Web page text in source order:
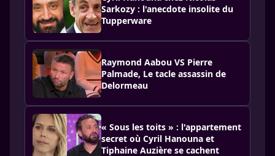
Sarkozy : l'anecdote insolite du
Tupperware
Raymond Aabou VS Pierre
Palmade, Le tacle assassin de
Delormeau
« Sous les toits » : l'appartement
secret où Cyril Hanouna et
Tiphaine Auzière se cachent